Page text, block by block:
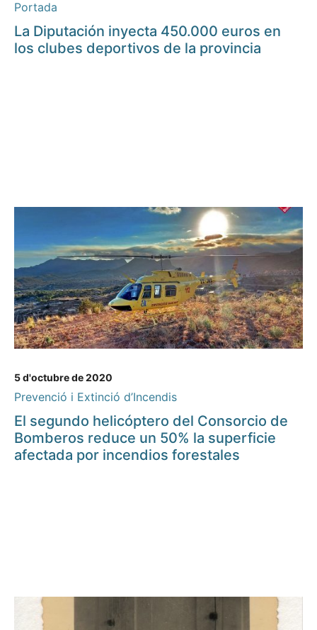
Portada
La Diputación inyecta 450.000 euros en
los clubes deportivos de la provincia
5 d'octubre de 2020
Prevenció i Extinció d’Incendis
El segundo helicóptero del Consorcio de
Bomberos reduce un 50% la superficie
afectada por incendios forestales